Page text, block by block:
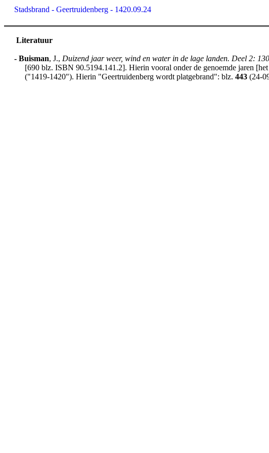
Stadsbrand - Geertruidenberg - 1420.09.24
Literatuur
- Buisman, J., Duizend jaar weer, wind en water in de lage landen. Deel 2:
[690 blz. ISBN 90.5194.141.2]. Hierin vooral onder de genoemde jaren
("1419-1420"). Hierin "Geertruidenberg wordt platgebrand": blz.443 (24-